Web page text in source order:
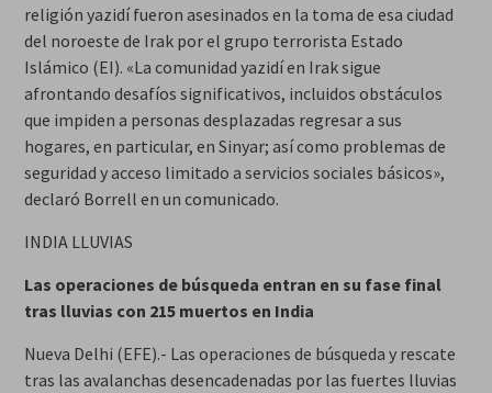
religión yazidí fueron asesinados en la toma de esa ciudad
del noroeste de Irak por el grupo terrorista Estado
Islámico (EI). «La comunidad yazidí en Irak sigue
afrontando desafíos significativos, incluidos obstáculos
que impiden a personas desplazadas regresar a sus
hogares, en particular, en Sinyar; así como problemas de
seguridad y acceso limitado a servicios sociales básicos»,
declaró Borrell en un comunicado.
INDIA LLUVIAS
Las operaciones de búsqueda entran en su fase final
tras lluvias con 215 muertos en India
Nueva Delhi (EFE).- Las operaciones de búsqueda y rescate
tras las avalanchas desencadenadas por las fuertes lluvias